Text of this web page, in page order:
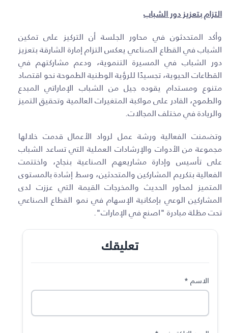
التزام بتعزيز دور الشباب
وأكد المتحدثون في محاور الجلسة أن التركيز على تمكين
الشباب في القطاع الصناعي يعكس التزام إمارة الشارقة بتعزيز
دور الشباب في المسيرة التنموية، ودعم مشاركتهم في
القطاعات الحيوية، تجسيدًا للرؤية الوطنية الطموحة نحو اقتصاد
متنوع ومستدام يقوده جيل من الشباب الإماراتي المبدع
والطموح، القادر على مواكبة المتغيرات العالمية وتحقيق التميز
والريادة في مختلف المجالات.
وتضمنت الفعالية ورشة عمل لرواد الأعمال قدمت خلالها
مجموعة من الأدوات والإرشادات العملية التي تساعد الشباب
على تأسيس وإدارة مشاريعهم الصناعية بنجاح، واختتمت
الفعالية بتكريم المشاركين والمتحدثين، وسط إشادة بالمستوى
المتميز لمحاور الحديث والمخرجات القيمة التي عززت لدى
المشاركين الوعي بإمكانية الإسهام في نمو القطاع الصناعي
تحت مظلة مبادرة "اصنع في الإمارات".
تعليقك
الاسم *